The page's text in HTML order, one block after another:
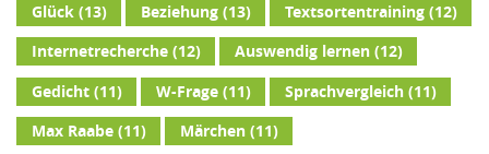
Glück(13) Beziehung(13) Textsortentraining(12)
Internetrecherche(12) Auswendig lernen(12)
Gedicht(11) W-Frage(11) Sprachvergleich(11)
Max Raabe(11) Märchen(11)